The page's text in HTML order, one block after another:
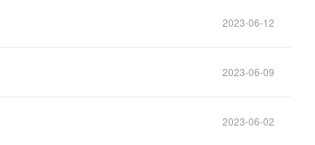
2023-06-12
2023-06-09
2023-06-02